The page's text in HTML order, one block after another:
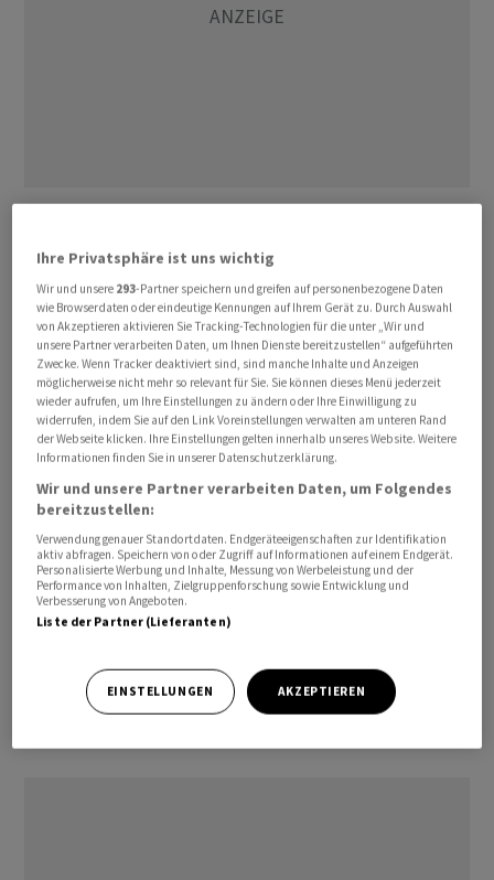
angegriffen Schiffe zeigen soll. Darauf ist zu sehen, wie
Rauch aus diesen aufsteigt.
Nicht der erste Angriff dieser Art
Das US-Militär verwies zudem darauf, dass es bereits
am Mittwoch einen anderen unbeladenen Öltanker, der
unter iranische Flagge fuhr, ausser Gefecht gesetzt
habe. «Alle drei Schiffe sind nicht mehr auf dem Weg in
den Iran», hiess es.
«Die US-Streitkräfte im Nahen Osten setzen sich
weiterhin für die vollständige Durchsetzung der
Blockade von Schiffen ein, die den Iran anlaufen oder
verlassen», betonte der Centcom-Kommandeur,
dem Zuge 57 Handelsschiffe zum Umsteuern gebracht
sowie vier Schiffe manövrierunfähig gemacht, teilte das
Ihre Privatsphäre ist uns wichtig
Wir und unsere 293-Partner speichern und greifen auf personenbezogene Daten
wie Browserdaten oder eindeutige Kennungen auf Ihrem Gerät zu. Durch Auswahl
von Akzeptieren aktivieren Sie Tracking-Technologien für die unter „Wir und
unsere Partner verarbeiten Daten, um Ihnen Dienste bereitzustellen“ aufgeführten
Zwecke. Wenn Tracker deaktiviert sind, sind manche Inhalte und Anzeigen
möglicherweise nicht mehr so relevant für Sie. Sie können dieses Menü jederzeit
wieder aufrufen, um Ihre Einstellungen zu ändern oder Ihre Einwilligung zu
widerrufen, indem Sie auf den Link Voreinstellungen verwalten am unteren Rand
der Webseite klicken. Ihre Einstellungen gelten innerhalb unseres Website. Weitere
Informationen finden Sie in unserer Datenschutzerklärung.
Wir und unsere Partner verarbeiten Daten, um Folgendes
bereitzustellen:
Verwendung genauer Standortdaten. Endgeräteeigenschaften zur Identifikation
aktiv abfragen. Speichern von oder Zugriff auf Informationen auf einem Endgerät.
Personalisierte Werbung und Inhalte, Messung von Werbeleistung und der
Performance von Inhalten, Zielgruppenforschung sowie Entwicklung und
Verbesserung von Angeboten.
Liste der Partner (Lieferanten)
EINSTELLUNGEN AKZEPTIEREN